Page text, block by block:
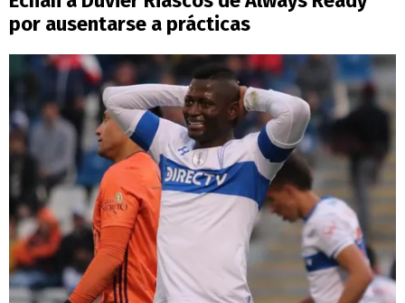
por ausentarse a prácticas